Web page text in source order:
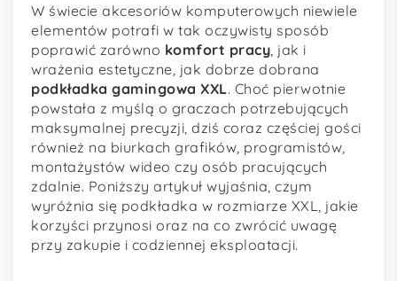
W świecie akcesoriów komputerowych niewiele
elementów potrafi w tak oczywisty sposób
poprawić zarówno komfort pracy , jak i
wrażenia estetyczne, jak dobrze dobrana
podkładka gamingowa XXL. Choć pierwotnie
powstała z myślą o graczach potrzebujących
maksymalnej precyzji, dziś coraz częściej gości
również na biurkach grafików, programistów,
montażystów wideo czy osób pracujących
zdalnie. Poniższy artykuł wyjaśnia, czym
wyróżnia się podkładka w rozmiarze XXL, jakie
korzyści przynosi oraz na co zwrócić uwagę
przy zakupie i codziennej eksploatacji.